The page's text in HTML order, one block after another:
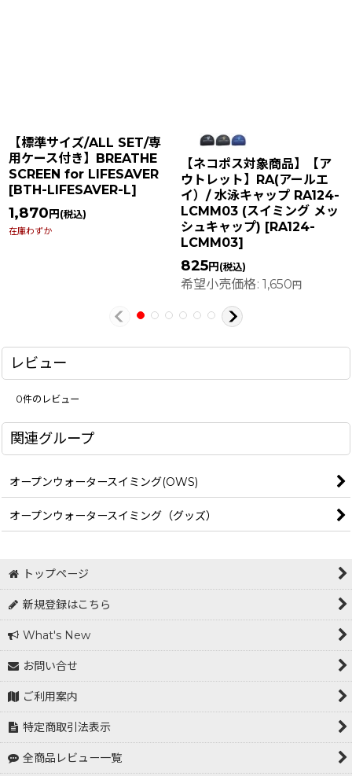
【標準サイズ/ALL SET/専
用ケース付き】BREATHE
SCREEN for LIFESAVER
[BTH-LIFESAVER-L]
1,870円 (税込)
在庫わずか
【ネコポス対象商品】【ア
ウトレット】RA(アールエ
イ）/ 水泳キャップ RA124-
LCMM03 (スイミング メッ
シュキャップ) [RA124-
LCMM03]
825円(税込)
希望小売価格: 1,650円
レビュー
0件のレビュー
関連グループ
オープンウォータースイミング(OWS)
オープンウォータースイミング（グッズ）
トップページ
新規登録はこちら
What's New
お問い合せ
ご利用案内
特定商取引法表示
全商品レビュー一覧